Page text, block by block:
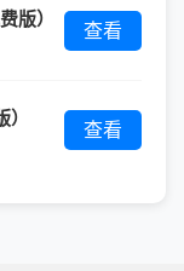
版） 查看
查看